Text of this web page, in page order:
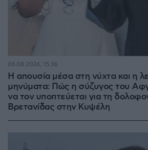
Η απουσία μέσα στη νύχτα και η
μηνύματα: Πώς η σύζυγος του
να τον υποπτεύεται για τη
Βρετανίδας στην Κυψέλη
06.08.2026, 15:36